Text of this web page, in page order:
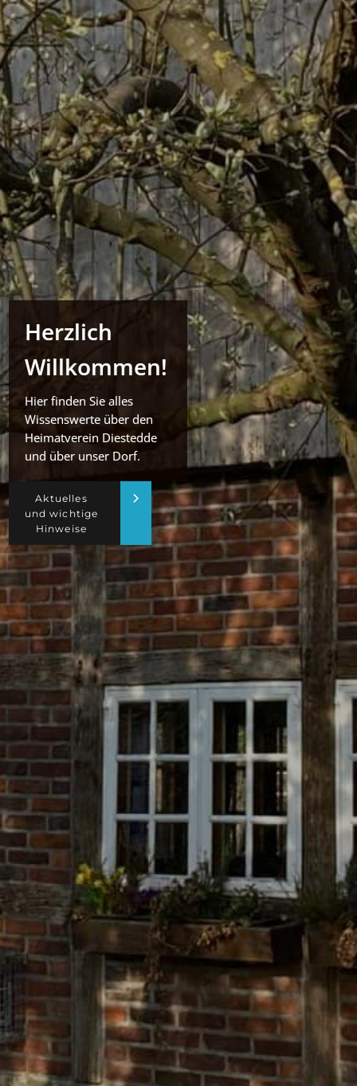
Herzlich
Willkommen!
Hier finden Sie alles
Wissenswerte über den
Heimatverein Diestedde
und über unser Dorf.
Aktuelles
und wichtige
Hinweise